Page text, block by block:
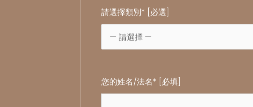
請選擇類別* [必選]
您的姓名/法名* [必填]